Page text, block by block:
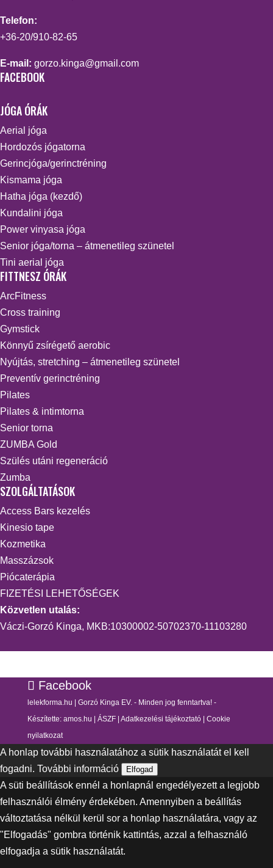
Telefon:
+36-20/910-82-65
E-mail: gorzo.kinga@gmail.com
FACEBOOK
JÓGA ÓRÁK
Aerial jóga
Hordozós jógatorna
Gerincjóga/gerinctréning
Kismama jóga
Hatha jóga (kezdő)
Kundalini jóga
Power vinyasa jóga
Senior jóga/torna – átmenetileg szünetel
Tini aerial jóga
FITTNESZ ÓRÁK
ArcFitness
Cross training
Gymstick
Könnyű zsírégető aerobic
Nyújtás, stretching – átmenetileg szünetel
Preventív gerinctréning
Pilates
Pilates & intimtorna
Senior torna
ZUMBA Gold
Szülés utáni regeneráció
Zumba
SZOLGÁLTATÁSOK
Access Bars kezelés
Kinesio tape
Kozmetika
Masszázsok
Piócaterápia
FIZETÉSI LEHETŐSÉGEK
Közvetlen utalás:
Váczi-Gorzó Kinga, MKB:10300002-50702370-11103280
Facebook
lelekforma.hu | Gorzó Kinga EV. - Minden jog fenntartva! -
Készítette: amos.hu ÁSZF| Adatkezelési tájékoztató| Cookie
nyilatkozat
A honlap további használatához a sütik használatát el kell
fogadni. További információ Elfogad
A süti beállítások ennél a honlapnál engedélyezett a legjobb
felhasználói élmény érdekében. Amennyiben a beállítás
változtatása nélkül kerül sor a honlap használatára, vagy az
"Elfogadás" gombra történik kattintás, azzal a felhasználó
elfogadja a sütik használatát.